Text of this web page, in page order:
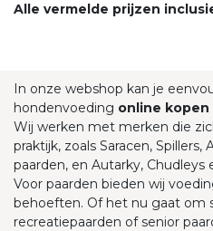
Alle vermelde prijzen
In onze webshop kan je
hondenvoeding online kopen
Wij werken met merken die
praktijk, zoals Saracen,
paarden, en Autarky, Chudleys
Voor paarden bieden wij
behoeften. Of het nu gaat om
recreatiepaarden of senior